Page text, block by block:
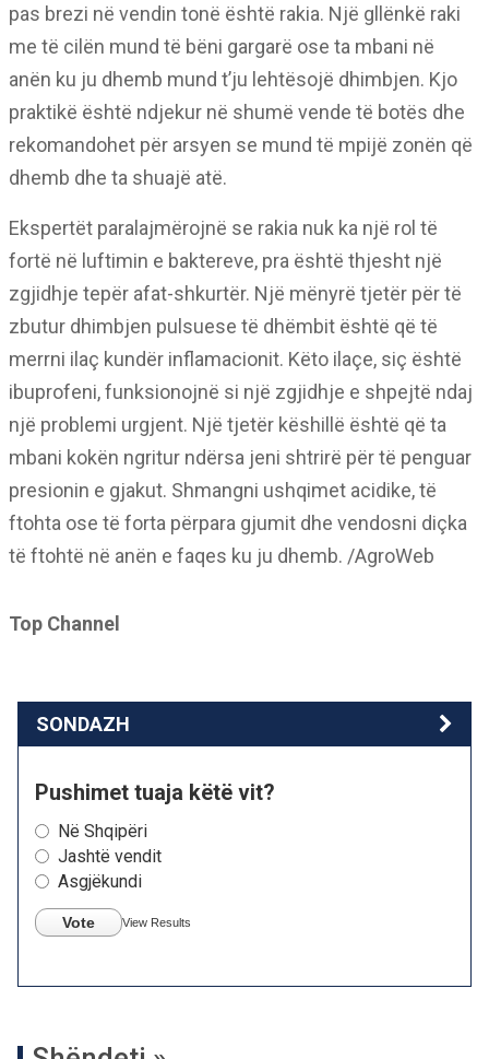
pas brezi në vendin tonë është rakia. Një gllënkë raki
me të cilën mund të bëni gargarë ose ta mbani në
anën ku ju dhemb mund t’ju lehtësojë dhimbjen. Kjo
praktikë është ndjekur në shumë vende të botës dhe
rekomandohet për arsyen se mund të mpijë zonën që
dhemb dhe ta shuajë atë.
Ekspertët paralajmërojnë se rakia nuk ka një rol të
fortë në luftimin e baktereve, pra është thjesht një
zgjidhje tepër afat-shkurtër. Një mënyrë tjetër për të
zbutur dhimbjen pulsuese të dhëmbit është që të
merrni ilaç kundër inflamacionit. Këto ilaçe, siç është
ibuprofeni, funksionojnë si një zgjidhje e shpejtë ndaj
një problemi urgjent. Një tjetër këshillë është që ta
mbani kokën ngritur ndërsa jeni shtrirë për të penguar
presionin e gjakut. Shmangni ushqimet acidike, të
ftohta ose të forta përpara gjumit dhe vendosni diçka
të ftohtë në anën e faqes ku ju dhemb. /AgroWeb
Top Channel
SONDAZH
Pushimet tuaja këtë vit?
Në Shqipëri
Jashtë vendit
Asgjëkundi
Vote View Results